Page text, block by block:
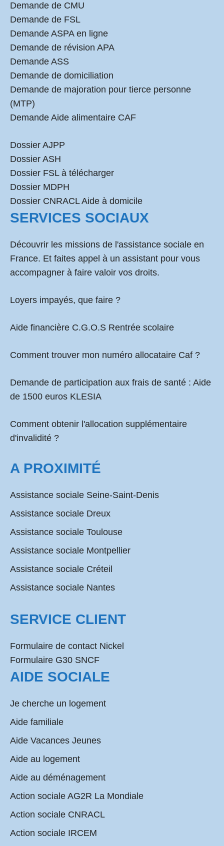
Demande de CMU
Demande de FSL
Demande ASPA en ligne
Demande de révision APA
Demande ASS
Demande de domiciliation
Demande de majoration pour tierce personne
(MTP)
Demande Aide alimentaire CAF
Dossier AJPP
Dossier ASH
Dossier FSL à télécharger
Dossier MDPH
Dossier CNRACL Aide à domicile
SERVICES SOCIAUX
Découvrir les missions de l'assistance sociale en
France. Et faites appel à un assistant pour vous
accompagner à faire valoir vos droits.
Loyers impayés, que faire ?
Aide financière C.G.O.S Rentrée scolaire
Comment trouver mon numéro allocataire Caf ?
Demande de participation aux frais de santé : Aide
de 1500 euros KLESIA
Comment obtenir l'allocation supplémentaire
d'invalidité ?
A PROXIMITÉ
Assistance sociale Seine-Saint-Denis
Assistance sociale Dreux
Assistance sociale Toulouse
Assistance sociale Montpellier
Assistance sociale Créteil
Assistance sociale Nantes
SERVICE CLIENT
Formulaire de contact Nickel
Formulaire G30 SNCF
AIDE SOCIALE
Je cherche un logement
Aide familiale
Aide Vacances Jeunes
Aide au logement
Aide au déménagement
Action sociale AG2R La Mondiale
Action sociale CNRACL
Action sociale IRCEM